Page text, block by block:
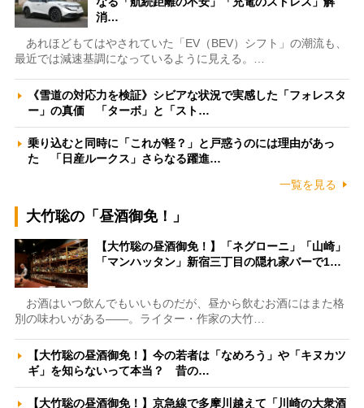
消…
あれほどもてはやされていた「EV（BEV）シフト」の潮流も、
最近では減速基調になっているように見える。…
《雪道の対応力を検証》シビアな状況で実感した「フォレスタ
ー」の真価 「ターボ」と「スト…
乗り込むと同時に「これが軽？」と戸惑うのには理由があっ
た 「日産ルークス」さらなる躍進…
一覧を見る
大竹聡の「昼酒御免！」
【大竹聡の昼酒御免！】「ネグローニ」「山崎」
「マンハッタン」新宿三丁目の隠れ家バーで1…
お酒はいつ飲んでもいいものだが、昼から飲むお酒にはまた格
別の味わいがある――。ライター・作家の大竹…
【大竹聡の昼酒御免！】今の若者は「なめろう」や「キヌカツ
ギ」を知らないって本当？ 昔の…
【大竹聡の昼酒御免！】京急線で多摩川越えて「川崎の大衆酒